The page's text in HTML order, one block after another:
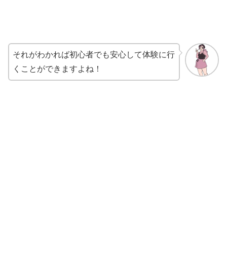
それがわかれば初心者でも安心して体験に行
くことができますよね！